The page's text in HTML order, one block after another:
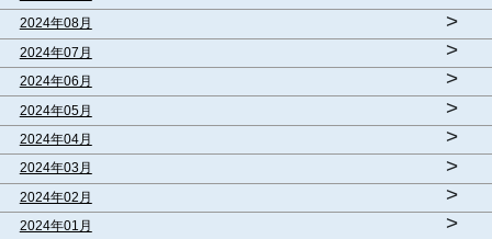
2024年08月 >
2024年07月 >
2024年06月 >
2024年05月 >
2024年04月 >
2024年03月 >
2024年02月 >
2024年01月 >